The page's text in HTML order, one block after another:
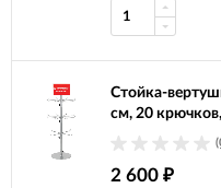
Стойка-
см, 20
2 600 ₽